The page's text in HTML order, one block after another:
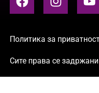
Политика за
Сите права се